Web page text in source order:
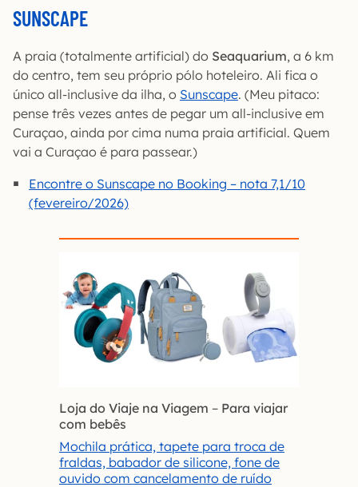
SUNSCAPE
A praia (totalmente artificial) do Seaquarium, a 6 km
do centro, tem seu próprio pólo hoteleiro. Ali fica o
único all-inclusive da ilha, o Sunscape. (Meu pitaco:
pense três vezes antes de pegar um all-inclusive em
Curaçao, ainda por cima numa praia artificial. Quem
vai a Curaçao é para passear.)
Encontre o Sunscape no Booking – nota 7,1/10
(fevereiro/2026)
Loja do Viaje na Viagem – Para viajar
com bebês
Mochila prática, tapete para troca de
fraldas, babador de silicone, fone de
ouvido com cancelamento de ruído